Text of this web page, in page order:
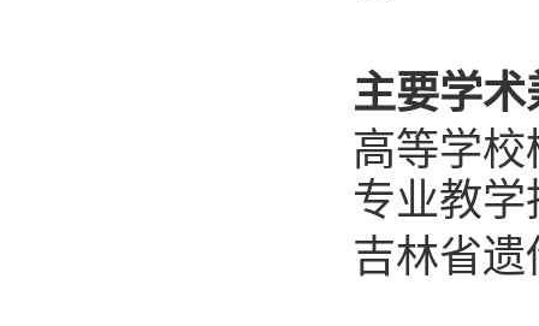
主要学术
高等学
专业教
吉林省